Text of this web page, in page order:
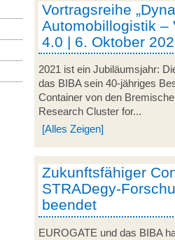
Vortragsreihe
Automobillogistik –
4.0 | 6. Oktober
2021 ist ein Jubiläumsjahr:
das BIBA sein 40-jähriges
Container von den
Research Cluster for...
[Alles Zeigen]
Zukunftsfähiger
STRADegy-
beendet
EUROGATE und das BIBA